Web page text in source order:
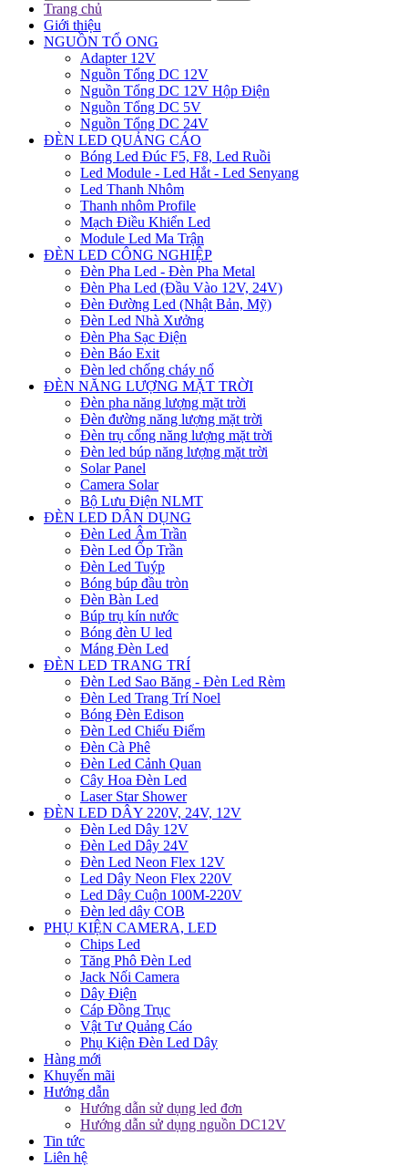
Trang chủ
Giới thiệu
NGUỒN TỔ ONG
Adapter 12V
Nguồn Tổng DC 12V
Nguồn Tổng DC 12V Hộp Điện
Nguồn Tổng DC 5V
Nguồn Tổng DC 24V
ĐÈN LED QUẢNG CÁO
Bóng Led Đúc F5, F8, Led Ruồi
Led Module - Led Hắt - Led Senyang
Led Thanh Nhôm
Thanh nhôm Profile
Mạch Điều Khiển Led
Module Led Ma Trận
ĐÈN LED CÔNG NGHIỆP
Đèn Pha Led - Đèn Pha Metal
Đèn Pha Led (Đầu Vào 12V, 24V)
Đèn Đường Led (Nhật Bản, Mỹ)
Đèn Led Nhà Xưởng
Đèn Pha Sạc Điện
Đèn Báo Exit
Đèn led chống cháy nổ
ĐÈN NĂNG LƯỢNG MẶT TRỜI
Đèn pha năng lượng mặt trời
Đèn đường năng lượng mặt trời
Đèn trụ cổng năng lượng mặt trời
Đèn led búp năng lượng mặt trời
Solar Panel
Camera Solar
Bộ Lưu Điện NLMT
ĐÈN LED DÂN DỤNG
Đèn Led Âm Trần
Đèn Led Ốp Trần
Đèn Led Tuýp
Bóng búp đầu tròn
Đèn Bàn Led
Búp trụ kín nước
Bóng đèn U led
Máng Đèn Led
ĐÈN LED TRANG TRÍ
Đèn Led Sao Băng - Đèn Led Rèm
Đèn Led Trang Trí Noel
Bóng Đèn Edison
Đèn Led Chiếu Điểm
Đèn Cà Phê
Đèn Led Cảnh Quan
Cây Hoa Đèn Led
Laser Star Shower
ĐÈN LED DÂY 220V, 24V, 12V
Đèn Led Dây 12V
Đèn Led Dây 24V
Đèn Led Neon Flex 12V
Led Dây Neon Flex 220V
Led Dây Cuộn 100M-220V
Đèn led dây COB
PHỤ KIỆN CAMERA, LED
Chips Led
Tăng Phô Đèn Led
Jack Nối Camera
Dây Điện
Cáp Đồng Trục
Vật Tư Quảng Cáo
Phụ Kiện Đèn Led Dây
Hàng mới
Khuyến mãi
Hướng dẫn
Hướng dẫn sử dụng led đơn
Hướng dẫn sử dụng nguồn DC12V
Tin tức
Liên hệ